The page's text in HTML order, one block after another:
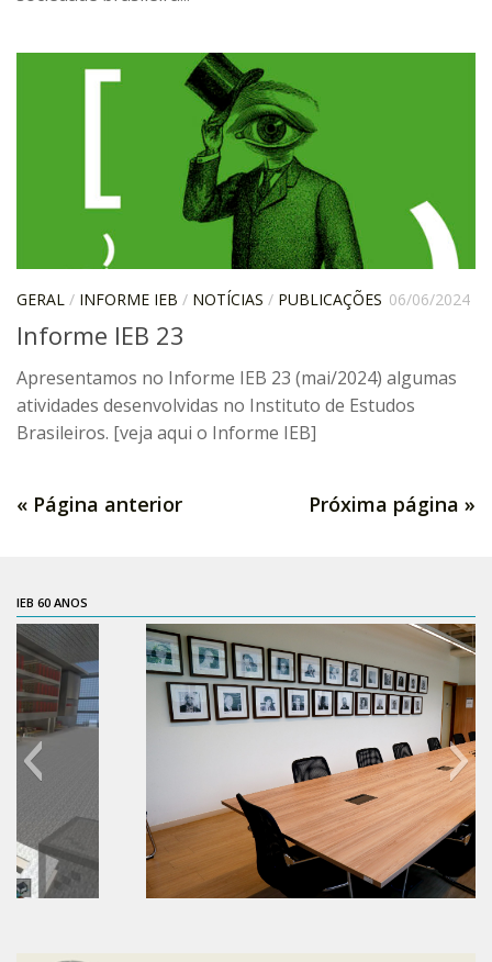
IEBinário
Hackathon e Edit-a-thon
Slam de Corda
Wikimedia e Wikidata
Sobre o LABIEB
Convenios
Eventos
Núcleos de Atividades
Notícias
Acervo
Publicações
Almanack Braziliense
Cadernos do IEB
Guia do IEB
Informe IEB
Livros publicados
GERAL / INFORME IEB / NOTÍCIAS / PUBLICAÇÕES 06/06/2024
Informe IEB 23
Apresentamos no Informe IEB 23 (mai/2024) algumas
atividades desenvolvidas no Instituto de Estudos
Brasileiros. [veja aqui o Informe IEB]
« Página anterior Próxima página »
IEB 60 ANOS